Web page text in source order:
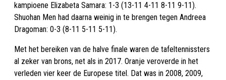
kampioene Elizabeta Samara: 1-3 (13-11 4-11 8-11 9-11).
Shuohan Men had daarna weinig in te brengen tegen Andreea
Dragoman: 0-3 (8-11 5-11 5-11).
Met het bereiken van de halve finale waren de tafeltennissters
al zeker van brons, net als in 2017. Oranje veroverde in het
verleden vier keer de Europese titel. Dat was in 2008, 2009,